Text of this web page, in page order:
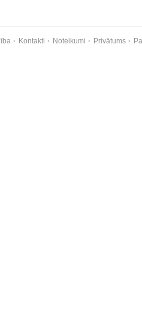
Kontakti Noteikumi Privātums